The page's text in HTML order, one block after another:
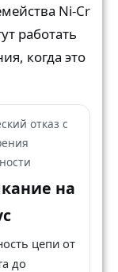
Ni-Cr
работать
когда это
отказ с
на
цепи от
до